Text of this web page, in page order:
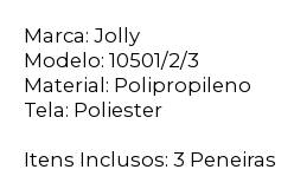
Marca: Jolly
Modelo: 10501/2/3
Material: Polipropileno
Tela: Poliester
Itens Inclusos: 3 Peneiras